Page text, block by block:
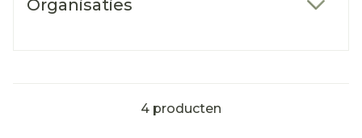
Organisaties
4 producten